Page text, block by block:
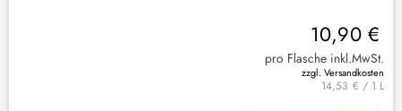
10,90 €
pro Flasche inkl.MwSt.
zzgl. Versandkosten
14,53 € / 1 L